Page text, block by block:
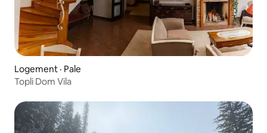
Logement · Pale
Topli Dom Vila